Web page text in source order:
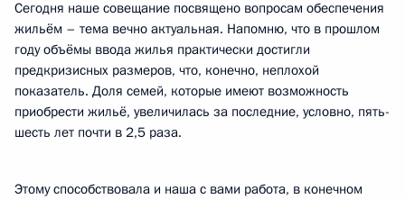
Сегодня наше совещание посвящено вопросам обеспечения
жильём – тема вечно актуальная. Напомню, что в прошлом
году объёмы ввода жилья практически достигли
предкризисных размеров, что, конечно, неплохой
показатель. Доля семей, которые имеют возможность
приобрести жильё, увеличилась за последние, условно, пять-
шесть лет почти в 2,5 раза.
Этому способствовала и наша с вами работа, в конечном